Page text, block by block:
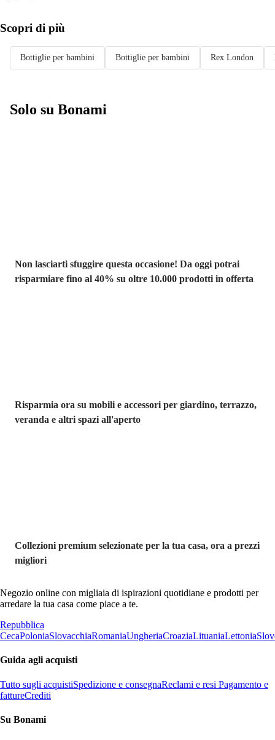
Scopri di più
Bottiglie per bambini Bottiglie per bambini Rex London
Solo su Bonami
Non lasciarti sfuggire questa occasione! Da oggi potrai
risparmiare fino al 40% su oltre 10.000 prodotti in offerta
Risparmia ora su mobili e accessori per giardino, terrazzo,
veranda e altri spazi all'aperto
Collezioni premium selezionate per la tua casa, ora a prezzi
migliori
Negozio online con migliaia di ispirazioni quotidiane e prodotti per
arredare la tua casa come piace a te.
Repubblica
CecaPoloniaSlovacchiaRomaniaUngheriaCroaziaLituaniaLettonia
Guida agli acquisti
Tutto sugli acquistiSpedizione e consegnaReclami e resi Pagamento e
fattureCrediti
Su Bonami